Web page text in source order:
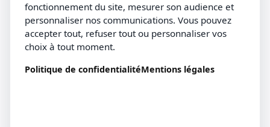
fonctionnement du site, mesurer son audience et
personnaliser nos communications. Vous pouvez
accepter tout, refuser tout ou personnaliser vos
choix à tout moment.
Politique de confidentialitéMentions légales